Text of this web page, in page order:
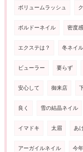
ボリュームラッシュ
ボルドーネイル 密度感
エクステは？ 冬ネイル
ビューラー 要らず
安心して 御来店
良く 雪の結晶ネイル
イマドキ 太眉 あ
アーガイルネイル 今